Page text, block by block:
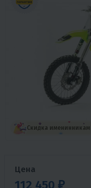
Скидка именинникам
Цена
112 450 ₽